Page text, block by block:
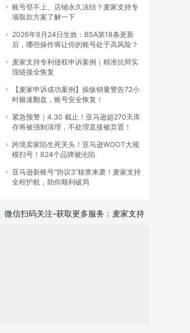
账号登不上、店铺永久冻结？麦家支持专
项取款方案了解一下
2026年8月24日生效：BSA第18条更新
后，哪些操作将让你的账号处于高风险？
麦家支持专利侵权申诉案例｜精准抗辩实
现链接全恢复
【麦家申诉成功案例】操纵销量警告72小
时极速翻盘，账号安全恢复！
紧急预警｜4.30 截止！亚马逊超270天库
存将被强制清理，不处理直接被弃置！
跨境卖家陷生死关头！亚马逊WOOT大规
模扫号！824个品牌被沦陷
亚马逊新账号“协议3”核查来袭！麦家支持
全程护航，助你顺利破局
微信扫码关注-获取更多服务：麦家支持